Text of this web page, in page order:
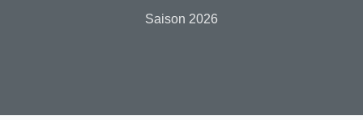
Saison 2026